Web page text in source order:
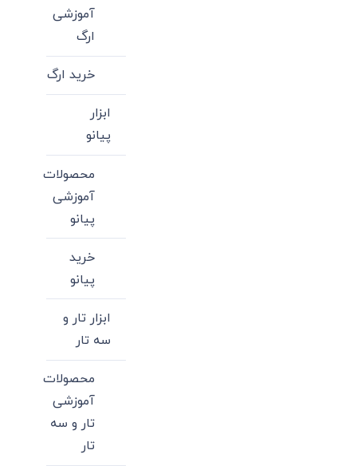
آموزشی
ارگ
خرید ارگ
ابزار
پیانو
محصولات
آموزشی
پیانو
خرید
پیانو
ابزار تار و
سه تار
محصولات
آموزشی
تار و سه
تار